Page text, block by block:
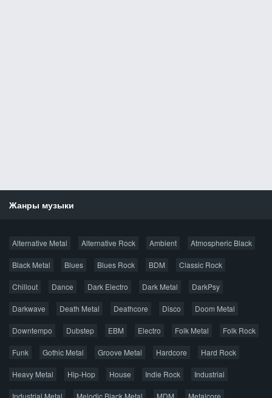
Жанры музыки
Alternative Metal Alternative Rock Ambient Atmospheric Black
Black Metal Blues Blues Rock BDM Classic Rock
Chillout Dance Dark Electro Dark Metal DarkPsy
Darkwave Death Metal Deathcore Disco Doom Metal
Downtempo Dubstep EBM Electro Folk Metal Folk Rock
Funk Gothic Metal Groove Metal Hardcore Hard Rock
Heavy Metal Hip-Hop House Indie Rock Industrial
Industrial Metal Melodic Black Metal MDM Metalcore
Новые раздачи
Популярное за сутки
Главная Поиск по сайту
Карта сайта
Джаз
Метал Поп Рэп Рок Шансон